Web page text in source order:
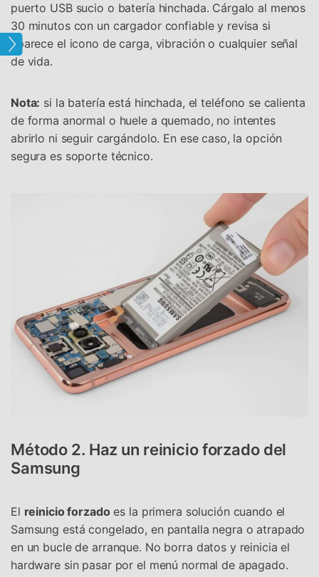
puerto USB sucio o batería hinchada. Cárgalo al menos
30 minutos con un cargador confiable y revisa si
aparece el icono de carga, vibración o cualquier señal
de vida.
Nota: si la batería está hinchada, el teléfono se calienta
de forma anormal o huele a quemado, no intentes
abrirlo ni seguir cargándolo. En ese caso, la opción
segura es soporte técnico.
Método 2. Haz un reinicio forzado del
Samsung
El reinicio forzado es la primera solución cuando el
Samsung está congelado, en pantalla negra o atrapado
en un bucle de arranque. No borra datos y reinicia el
hardware sin pasar por el menú normal de apagado.